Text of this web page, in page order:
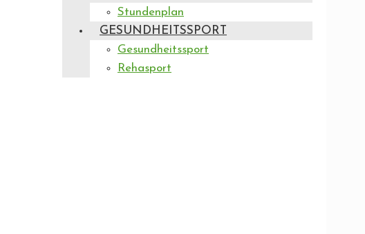
Stundenplan
GESUNDHEITSSPORT
Gesundheitssport
Rehasport